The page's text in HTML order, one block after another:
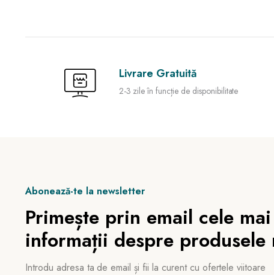
Livrare Gratuită
2-3 zile în funcție de disponibilitate
Abonează-te la newsletter
Primește prin email cele
informații despre produsele
Introdu adresa ta de email și fii la curent cu ofertele viitoare